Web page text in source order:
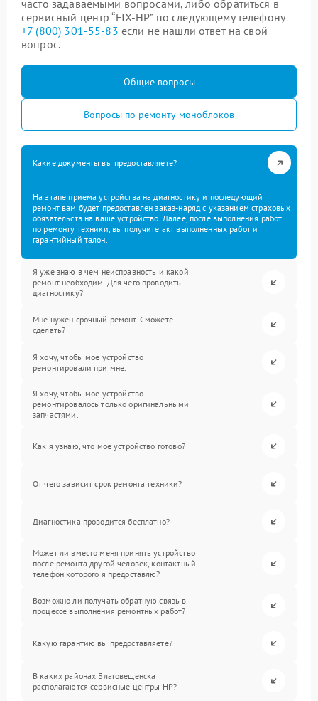
часто задаваемыми вопросами, либо обратиться в
сервисный центр “FIX-HP” по следующему телефону
+7 (800) 301-55-83 если не нашли ответ на свой
вопрос.
Общие вопросы
Вопросы по ремонту моноблоков
Какие документы вы предоставляете?
На этапе приема устройства на диагностику и последующий
ремонт вам будет предоставлен заказ-наряд с указанием страховых
обязательств на ваше устройство. Далее, после выполнения работ
по ремонту техники, вы получите акт выполненных работ и
гарантийный талон.
Я уже знаю в чем неисправность и какой
ремонт необходим. Для чего проводить
диагностику?
Мне нужен срочный ремонт. Сможете
сделать?
Я хочу, чтобы мое устройство
ремонтировали при мне.
Я хочу, чтобы мое устройство
ремонтировалось только оригинальными
запчастями.
Как я узнаю, что мое устройство готово?
От чего зависит срок ремонта техники?
Диагностика проводится бесплатно?
Может ли вместо меня принять устройство
после ремонта другой человек, контактный
телефон которого я предоставлю?
Возможно ли получать обратную связь в
процессе выполнения ремонтных работ?
Какую гарантию вы предоставляете?
В каких районах Благовещенска
располагаются сервисные центры HP?